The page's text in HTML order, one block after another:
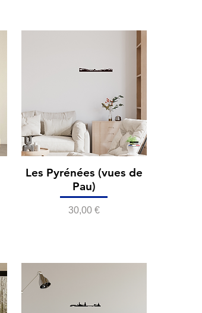
Les Pyrénées (vues de
Pau)
Prix
30,00 €